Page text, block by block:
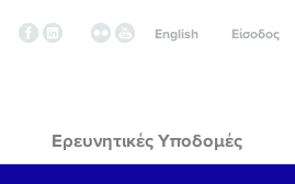
Είσοδος
English
Ερευνητικές Υποδομές